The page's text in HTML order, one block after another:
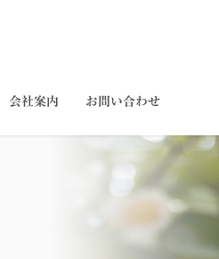
会社案内 お問い合わせ